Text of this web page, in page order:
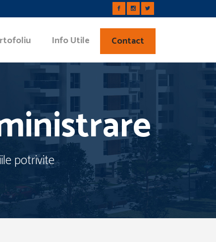
Info Utile Contact
potrivite